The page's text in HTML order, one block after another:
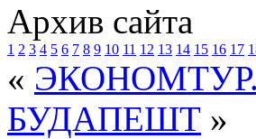
Архив сайта
1 2 3 4 5 6 7 8 9 10 11 12 13 14 15 16 17
«
БУДАПЕШТ »